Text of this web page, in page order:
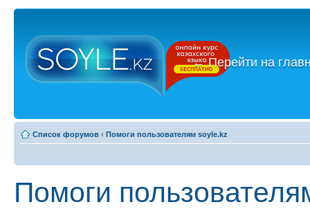
←Перейти на
Список форумов ‹ Помоги пользователям soyle.kz
Помоги